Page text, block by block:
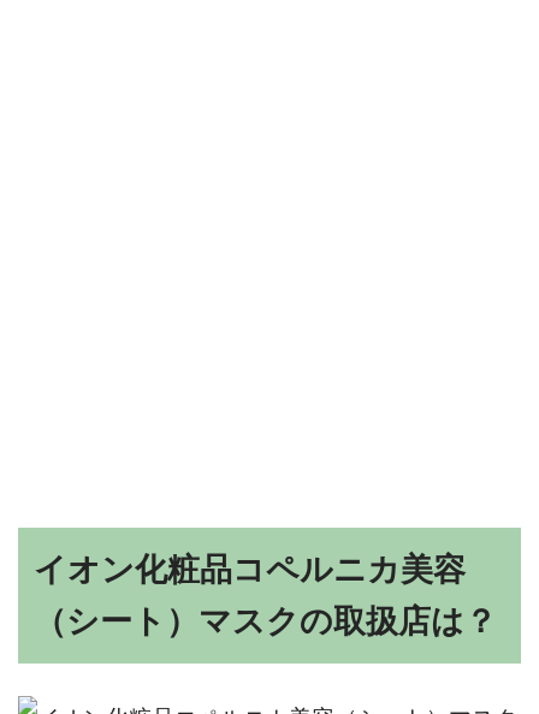
イオン化粧品コペルニカ美容
（シート）マスクの取扱店は？